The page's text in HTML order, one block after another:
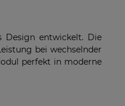
VERFÜGBARKEIT DER
ARTIKEL MELDEN
Design entwickelt. Die
bei wechselnder
perfekt in moderne